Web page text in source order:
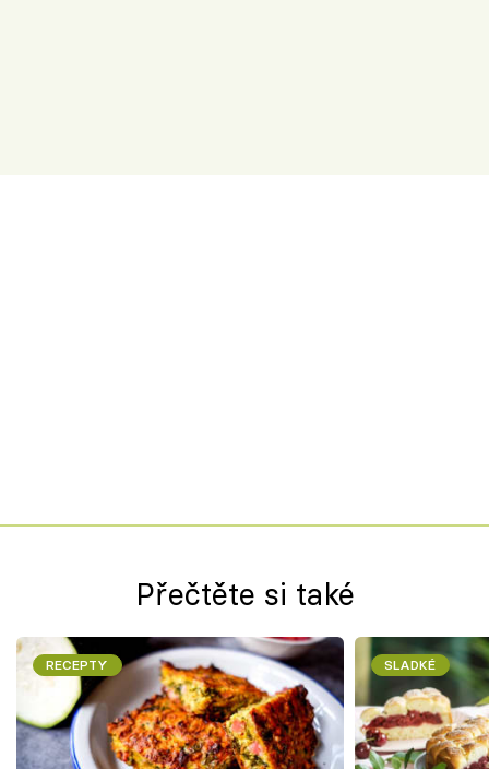
Přečtěte si také
RECEPTY SLADKÉ